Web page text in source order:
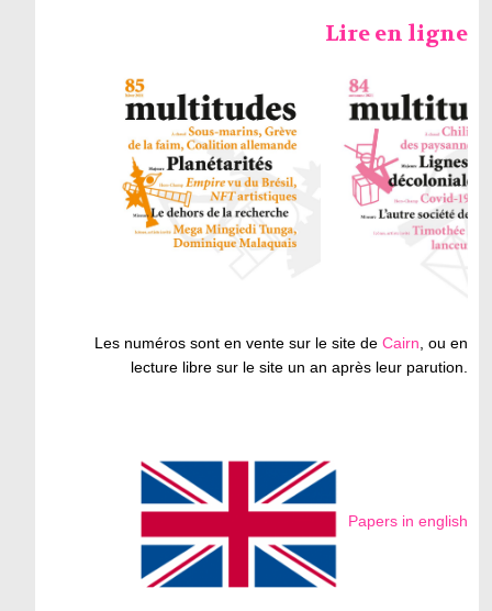
Lire en ligne
Les numéros sont en vente sur le site deCairn, ou en
lecture libre sur le site un an après leur parution.
Papers in english